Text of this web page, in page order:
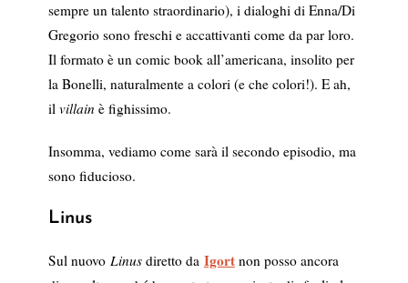
sempre un talento straordinario), i dialoghi di Enna/Di
Gregorio sono freschi e accattivanti come da par loro.
Il formato è un comic book all’americana, insolito per
la Bonelli, naturalmente a colori (e che colori!). E ah,
il villain è fighissimo.
Insomma, vediamo come sarà il secondo episodio, ma
sono fiducioso.
Linus
Sul nuovo Linusdiretto da Igortnon posso ancora